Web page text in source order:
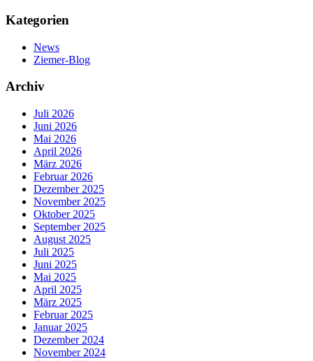
Kategorien
News
Ziemer-Blog
Archiv
Juli 2026
Juni 2026
Mai 2026
April 2026
März 2026
Februar 2026
Dezember 2025
November 2025
Oktober 2025
September 2025
August 2025
Juli 2025
Juni 2025
Mai 2025
April 2025
März 2025
Februar 2025
Januar 2025
Dezember 2024
November 2024